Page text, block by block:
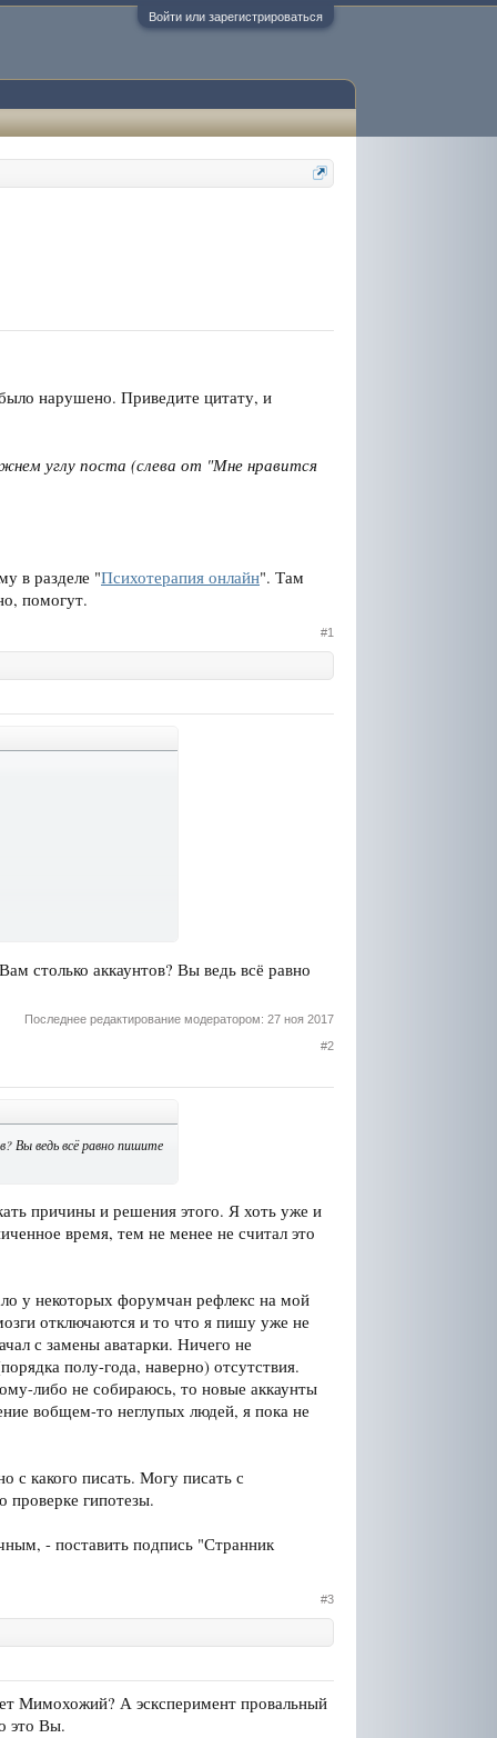
Войти или зарегистрироваться
нарушено. Приведите цитату, и
углу поста (слева от "Мне нравится
в разделе "Психотерапия онлайн". Там
помогут.
#1
столько аккаунтов? Вы ведь всё равно
Последнее редактирование модератором: 27 ноя 2017
#2
Вы ведь всё равно пишите
причины и решения этого. Я хоть уже и
время, тем не менее не считал это
у некоторых форумчан рефлекс на мой
отключаются и то что я пишу уже не
с замены аватарки. Ничего не
полу-года, наверно) отсутствия.
либо не собираюсь, то новые аккаунты
вобщем-то неглупых людей, я пока не
с какого писать. Могу писать с
гипотезы.
- поставить подпись "Странник
#3
Мимохожий? А эсксперимент провальный
это Вы.